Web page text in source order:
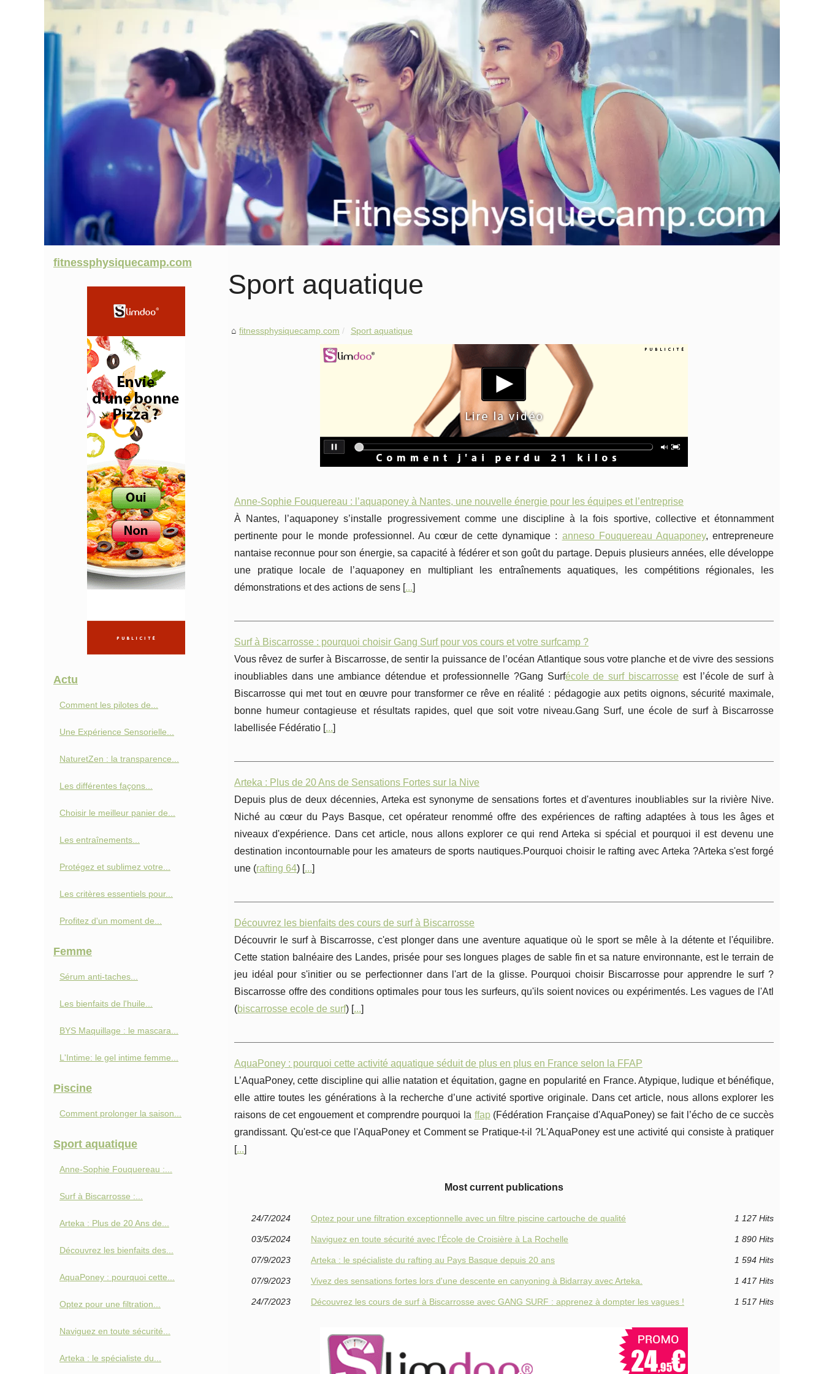
Sport aquatique
fitnessphysiquecamp.com Sport aquatique
Anne-Sophie Fouquereau : l’aquaponey à Nantes, une nouvelle énergie pour les équipes et l’entreprise
À Nantes, l’aquaponey s’installe progressivement comme une discipline à la fois sportive, collective et étonnamment
pertinente pour le monde professionnel. Au cœur de cette dynamique : anneso Fouquereau Aquaponey, entrepreneure
nantaise reconnue pour son énergie, sa capacité à fédérer et son goût du partage. Depuis plusieurs années, elle développe
une pratique locale de l’aquaponey en multipliant les entraînements aquatiques, les compétitions régionales, les
démonstrations et des actions de sens [...]
Surf à Biscarrosse : pourquoi choisir Gang Surf pour vos cours et votre surfcamp ?
Vous rêvez de surfer à Biscarrosse, de sentir la puissance de l’océan Atlantique sous votre planche et de vivre des sessions
inoubliables dans une ambiance détendue et professionnelle ?Gang Surfécole de surf biscarrosse est l’école de surf à
Biscarrosse qui met tout en œuvre pour transformer ce rêve en réalité : pédagogie aux petits oignons, sécurité maximale,
bonne humeur contagieuse et résultats rapides, quel que soit votre niveau.Gang Surf, une école de surf à Biscarrosse
labellisée Fédératio [...]
Arteka : Plus de 20 Ans de Sensations Fortes sur la Nive
Depuis plus de deux décennies, Arteka est synonyme de sensations fortes et d'aventures inoubliables sur la rivière Nive.
Niché au cœur du Pays Basque, cet opérateur renommé offre des expériences de rafting adaptées à tous les âges et
niveaux d'expérience. Dans cet article, nous allons explorer ce qui rend Arteka si spécial et pourquoi il est devenu une
destination incontournable pour les amateurs de sports nautiques.Pourquoi choisir le rafting avec Arteka ?Arteka s'est forgé
une (rafting 64) [...]
Découvrez les bienfaits des cours de surf à Biscarrosse
Découvrir le surf à Biscarrosse, c'est plonger dans une aventure aquatique où le sport se mêle à la détente et l'équilibre.
Cette station balnéaire des Landes, prisée pour ses longues plages de sable fin et sa nature environnante, est le terrain de
jeu idéal pour s'initier ou se perfectionner dans l'art de la glisse. Pourquoi choisir Biscarrosse pour apprendre le surf ?
Biscarrosse offre des conditions optimales pour tous les surfeurs, qu'ils soient novices ou expérimentés. Les vagues de l'Atl
(biscarrosse ecole de surf) [...]
AquaPoney : pourquoi cette activité aquatique séduit de plus en plus en France selon la FFAP
L’AquaPoney, cette discipline qui allie natation et équitation, gagne en popularité en France. Atypique, ludique et bénéfique,
elle attire toutes les générations à la recherche d’une activité sportive originale. Dans cet article, nous allons explorer les
raisons de cet engouement et comprendre pourquoi la ffap(Fédération Française d'AquaPoney) se fait l’écho de ce succès
grandissant. Qu'est-ce que l'AquaPoney et Comment se Pratique-t-il ?L'AquaPoney est une activité qui consiste à pratiquer
[...]
Most current publications
24/7/2024 Optez pour une filtration exceptionnelle avec un filtre piscine cartouche de qualité 1 127 Hits
03/5/2024 Naviguez en toute sécurité avec l'École de Croisière à La Rochelle 1 890 Hits
07/9/2023 Arteka : le spécialiste du rafting au Pays Basque depuis 20 ans 1 594 Hits
07/9/2023 Vivez des sensations fortes lors d'une descente en canyoning à Bidarray avec Arteka. 1 417 Hits
24/7/2023 Découvrez les cours de surf à Biscarrosse avec GANG SURF : apprenez à dompter les vagues ! 1 517 Hits
fitnessphysiquecamp.com
Actu
Comment les pilotes de...
Une Expérience Sensorielle...
NaturetZen : la transparence...
Les différentes façons...
Choisir le meilleur panier de...
Les entraînements...
Protégez et sublimez votre...
Les critères essentiels pour...
Profitez d'un moment de...
Femme
Sérum anti-taches...
Les bienfaits de l'huile...
BYS Maquillage : le mascara...
L'Intime: le gel intime femme...
Piscine
Comment prolonger la saison...
Sport aquatique
Anne-Sophie Fouquereau :...
Surf à Biscarrosse :...
Arteka : Plus de 20 Ans de...
Découvrez les bienfaits des...
AquaPoney : pourquoi cette...
Optez pour une filtration...
Naviguez en toute sécurité...
Arteka : le spécialiste du...